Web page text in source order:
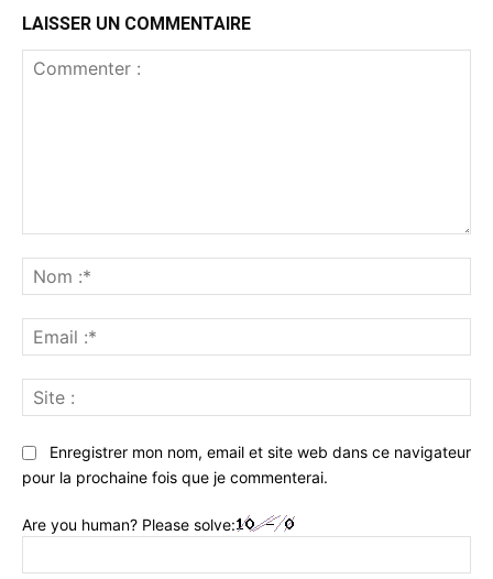
LAISSER UN COMMENTAIRE
:*
:*
:
Enregistrer mon nom, email et site web dans ce navigateur
pour la prochaine fois que je commenterai.
Are you human? Please solve: